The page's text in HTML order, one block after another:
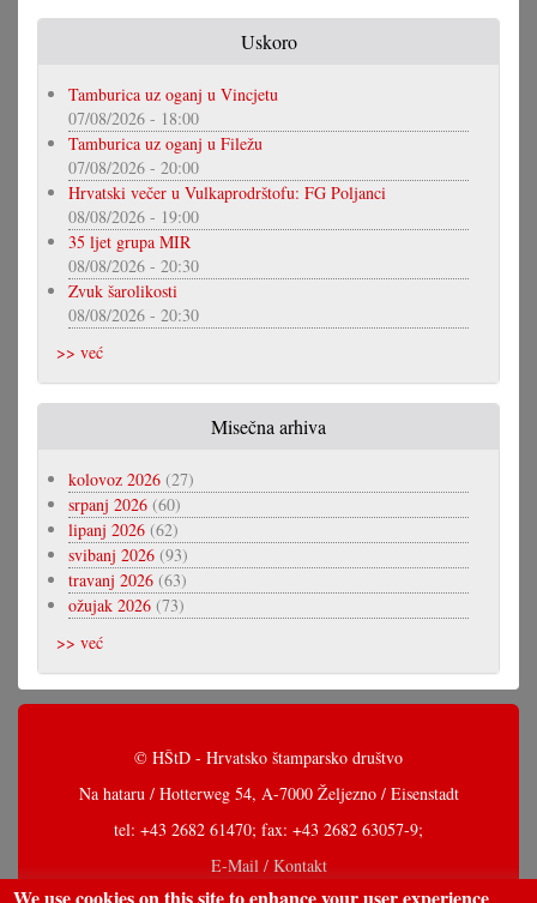
Uskoro
Tamburica uz oganj u Vincjetu
07/08/2026 - 18:00
Tamburica uz oganj u Filežu
07/08/2026 - 20:00
Hrvatski večer u Vulkaprodrštofu: FG Poljanci
08/08/2026 - 19:00
35 ljet grupa MIR
08/08/2026 - 20:30
Zvuk šarolikosti
08/08/2026 - 20:30
>> već
Misečna arhiva
kolovoz 2026 (27)
srpanj 2026 (60)
lipanj 2026 (62)
svibanj 2026 (93)
travanj 2026 (63)
ožujak 2026 (73)
>> već
© HŠtD - Hrvatsko štamparsko društvo
Na hataru / Hotterweg 54, A-7000 Željezno / Eisenstadt
tel: +43 2682 61470; fax: +43 2682 63057-9;
E-Mail / Kontakt